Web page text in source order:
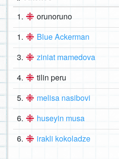
1.
orunoruno
1. Blue Ackerman
3. ziniat mamedova
4. tilin peru
5. melisa nasibovi
6. huseyin musa
6. irakli kokoladze